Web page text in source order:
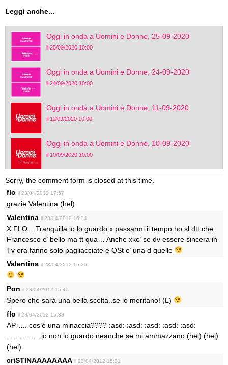
Leggi anche...
Oggi in onda a Uomini e Donne, 25-09-2020
il 25/09/2020 10:00
Oggi in onda a Uomini e Donne, 24-09-2020
il 24/09/2020 10:00
Oggi in onda a Uomini e Donne, 11-09-2020
il 11/09/2020 10:00
Oggi in onda a Uomini e Donne, 10-09-2020
il 10/09/2020 10:00
Sorry, the comment form is closed at this time.
flo il 23/04/2012 17:57
grazie Valentina (hel)
Valentina il 23/04/2012 16:34
X FLO .. Tranquilla io lo guardo x passarmi il tempo ho sl dtt che
Francesco e’ bello ma tt qua… Anche xke’ se dv essere sincera in
Tv ora fanno solo pagliacciate e QSt e’ una d quelle
Valentina il 23/04/2012 16:30
Pon il 23/04/2012 15:40
Spero che sarà una bella scelta..se lo meritano! (L)
flo il 23/04/2012 15:38
AP….. cos’è una minaccia???? :asd: :asd: :asd: :asd: :asd:
………….. io non lo guardo neanche se mi ammazzano (hel) (hel)
(hel)
criSTINAAAAAAAA il 23/04/2012 15:31